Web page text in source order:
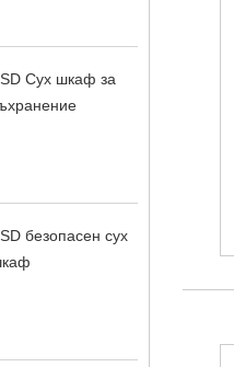
Сух шкаф за
безопасен сух